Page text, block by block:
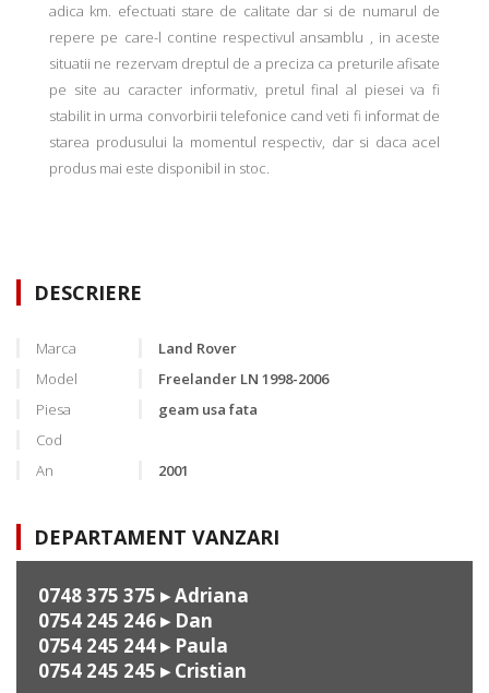
adica km. efectuati stare de calitate dar si de numarul de
repere pe care-l contine respectivul ansamblu , in aceste
situatii ne rezervam dreptul de a preciza ca preturile afisate
pe site au caracter informativ, pretul final al piesei va fi
stabilit in urma convorbirii telefonice cand veti fi informat de
starea produsului la momentul respectiv, dar si daca acel
produs mai este disponibil in stoc.
DESCRIERE
Marca
Land Rover
Model
Freelander LN 1998-2006
Piesa
geam usa fata
Cod
An
2001
DEPARTAMENT VANZARI
0748 375 375 ▸ Adriana
0754 245 246▸ Dan
0754 245 244▸ Paula
0754 245 245 ▸ Cristian